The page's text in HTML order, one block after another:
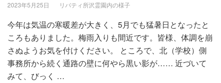
2023年5月25日 リバティ所沢霊園内の様子
今年は気温の寒暖差が大きく、5月でも猛暑日となったと
ころもありました。梅雨入りも間近です。皆様、体調を崩
さぬようお気を付けください。 ところで、北（学校）側
事務所から続く通路の壁に何やら黒い影が…… 近づいて
みて、びっく …